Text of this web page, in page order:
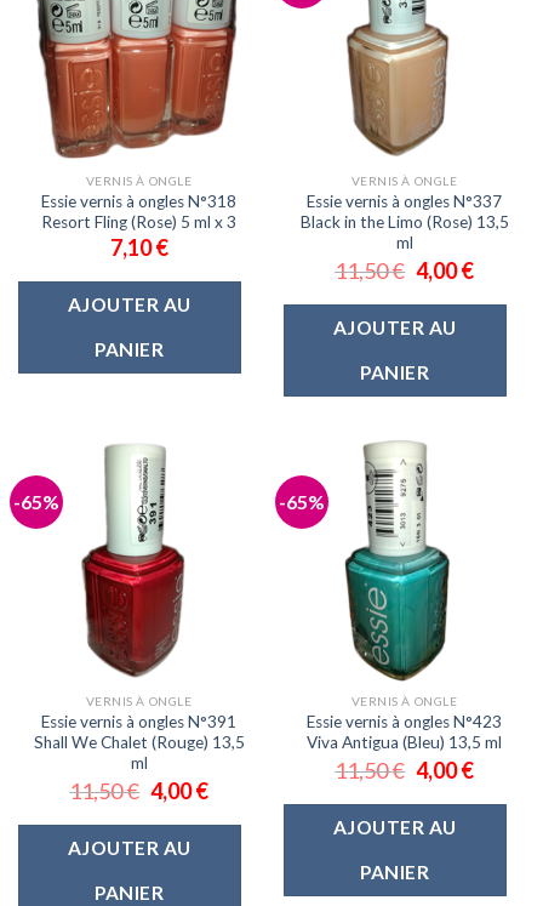
VERNIS À ONGLE
Essie vernis à ongles N°318
Resort Fling (Rose) 5 ml x 3
7,10€
AJOUTER AU
PANIER
VERNIS À ONGLE
Essie vernis à ongles N°337
Black in the Limo (Rose) 13,5
ml
11,50€ 4,00€
AJOUTER AU
PANIER
-65%
VERNIS À ONGLE
Essie vernis à ongles N°391
Shall We Chalet (Rouge) 13,5
ml
11,50€ 4,00€
AJOUTER AU
PANIER
-65%
VERNIS À ONGLE
Essie vernis à ongles N°423
Viva Antigua (Bleu) 13,5 ml
11,50€ 4,00€
AJOUTER AU
PANIER